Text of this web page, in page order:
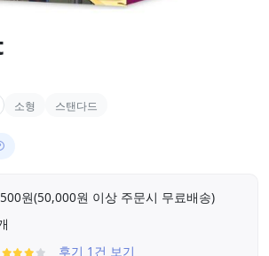
소형 스탠다드
원(50,000원 이상 주문시 무료배송)
후기 1건 보기